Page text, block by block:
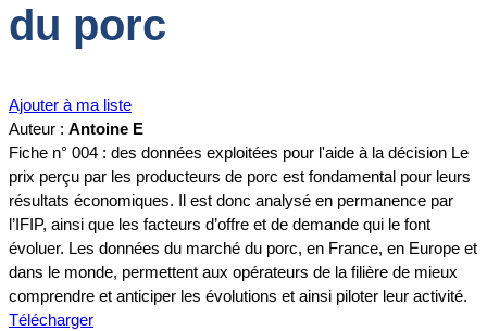
du porc
Ajouter à ma liste
Auteur : Antoine E
Fiche n° 004 : des données exploitées pour l'aide à la décision Le
prix perçu par les producteurs de porc est fondamental pour leurs
résultats économiques. Il est donc analysé en permanence par
l’IFIP, ainsi que les facteurs d’offre et de demande qui le font
évoluer. Les données du marché du porc, en France, en Europe et
dans le monde, permettent aux opérateurs de la filière de mieux
comprendre et anticiper les évolutions et ainsi piloter leur activité.
Télécharger